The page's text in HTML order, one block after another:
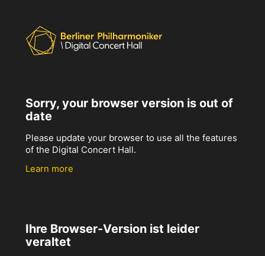
Sorry, your browser version is out of
date
Please update your browser to use all the features
of the Digital Concert Hall.
Learn more
Ihre Browser-Version ist leider
veraltet